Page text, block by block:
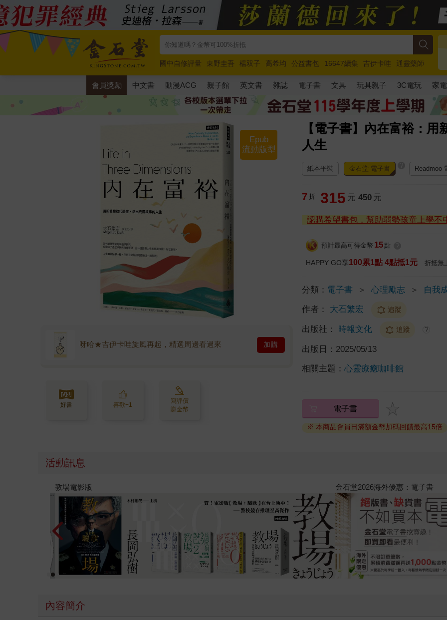
國中自修評量 東野圭吾 楊双子 高希均 公益書包 16647續集 吉伊卡哇
通靈藥師
唯紅花綻放
奧德賽 路邊攤新作 馬斯克 玩具總動員5 超慢跑
會員獎勵 中文書 動漫ACG 親子館 英文書 雜誌 電子書 文具 玩具親子 3C電玩 家電
【電子書】內在富裕：
人生
Epub
流動版型
呀哈★吉伊卡哇旋風再起，精選周邊看過來 加購
好書 喜歡+1
寫評價
賺金幣
紙本平裝 金石堂 電子書 Readmoo
7 折 315 元 450 元
認購希望書包，幫助弱勢孩童上學不
預計最高可得金幣 15 點
HAPPY GO享100累1點 4點抵1元 折抵無
分類： 電子書 ＞ 心理勵志 ＞ 自我
作者： 大石繁宏 追蹤
出版社： 時報文化 追蹤 ?
出版日： 2025/05/13
相關主題：心靈療癒咖啡館
電子書
※ 本商品會員日滿額金幣加碼回饋最高15倍
活動訊息
時報經典展69折起 黃色書刊回來了！一起走進他的
內容簡介